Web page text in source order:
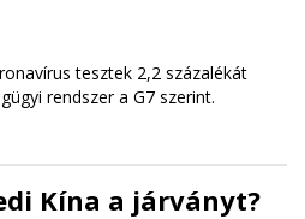
tesztek 2,2 százalékát
rendszer a G7 szerint.
Kína a járványt?